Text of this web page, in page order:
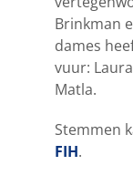
Brinkman
dames
vuur:
Matla.
Stemmen
FIH.